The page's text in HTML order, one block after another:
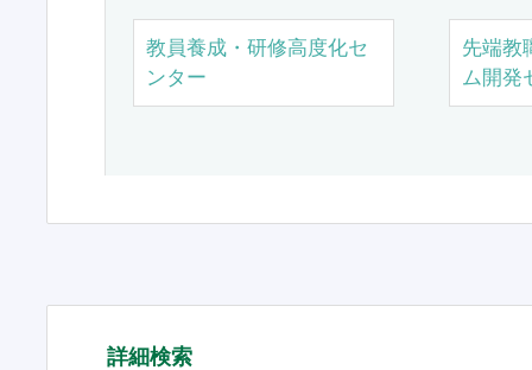
教員養成・研修高度化セ
ンター
先端教
ム開発
詳細検索